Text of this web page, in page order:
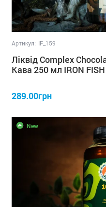
Артикул: IF_159
Ліквід Complex
Кава 250 мл IRON FISH
289.00грн
New